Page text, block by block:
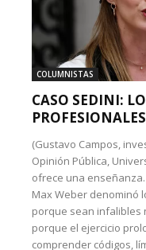
COLUMNISTAS
CASO SEDINI:
PROFESIONALES
(Gustavo Campos,
Opinión Pública,
ofrece una
Max Weber denominó
porque sean infalibles
porque el ejercicio
comprender códigos,